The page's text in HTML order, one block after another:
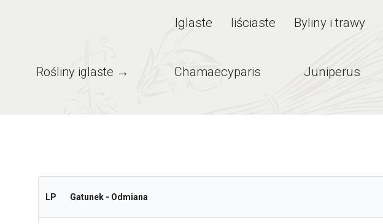
Iglaste Iiściaste Byliny i trawy
Rośliny iglaste → Chamaecyparis Juniperus
LP Gatunek - Odmiana